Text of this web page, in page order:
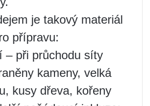
je takový materiál
přípravu:
– při průchodu síty
kameny, velká
kusy dřeva, kořeny